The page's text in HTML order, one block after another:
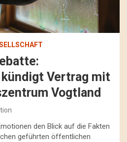
Vertrag mit
Vogtland
den Blick auf die Fakten
geführten öffentlichen